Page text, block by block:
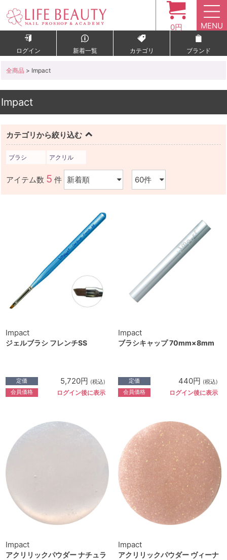
0円 MENU
ログイン 新着一覧 カテゴリ ブランド
全商品 > Impact
Impact
カテゴリから絞り込む
ブラシ アクリル
アイテム数 5 件
Impact
ジェルブラシ フレンチSS
定価 5,720円 (税込)
会員価格 ログイン後に表示
Impact
ブラシキャップ 70mm×8mm
定価 440円 (税込)
会員価格 ログイン後に表示
Impact
アクリリックパウダー ナチュラ
Impact
アクリリックパウダー ヴィーナ